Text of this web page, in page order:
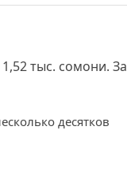
тыс. сомони. За
десятков